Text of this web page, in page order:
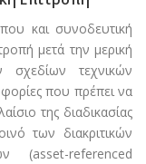
και συνοδευτική
μετά την μερική
τεχνικών
που πρέπει να
της διαδικασίας
των διακριτικών
(asset-referenced